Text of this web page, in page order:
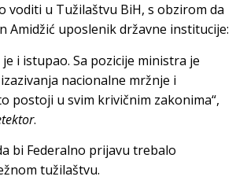
voditi u Tužilaštvu BiH, s obzirom da
Amidžić uposlenik državne institucije:
i istupao. Sa pozicije ministra je
nacionalne mržnje i
postoji u svim krivičnim zakonima“,
.
bi Federalno prijavu trebalo
tužilaštvu.